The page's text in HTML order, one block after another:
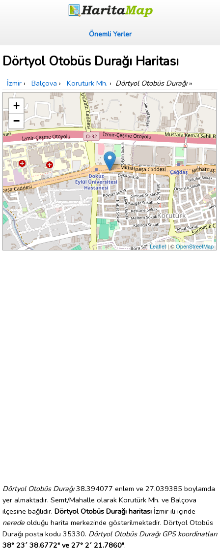
Önemli Yerler
Dörtyol Otobüs Durağı Haritası
İzmir › Balçova › Korutürk Mh. › Dörtyol Otobüs Durağı»
+
−
Leaflet| ©OpenStreetMap
Dörtyol Otobüs Durağı38.394077 enlem ve 27.039385 boylamda
yer almaktadır. Semt/Mahalle olarak Korutürk Mh. ve Balçova
ilçesine bağlıdır. Dörtyol Otobüs Durağı haritası İzmir ili içinde
nerede olduğu harita merkezinde gösterilmektedir. Dörtyol Otobüs
Durağı posta kodu 35330. Dörtyol Otobüs Durağı GPS koordinatları
38° 23´ 38.6772" ve 27° 2´ 21.7860".